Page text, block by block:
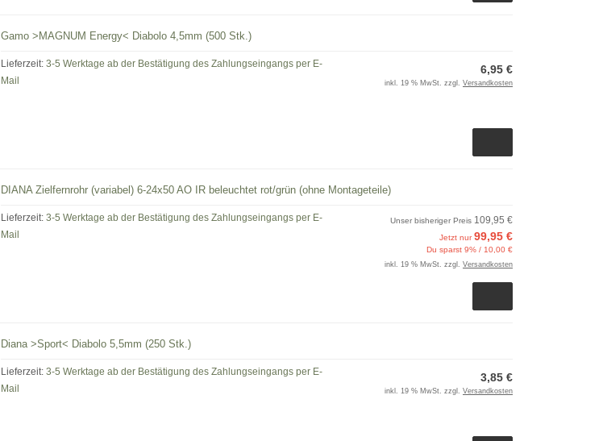
Gamo >MAGNUM Energy< Diabolo 4,5mm (500 Stk.)
Lieferzeit:3-5 Werktage ab der Bestätigung des Zahlungseingangs per E-
Mail
6,95 €
inkl. 19 % MwSt. zzgl. Versandkosten
DIANA Zielfernrohr (variabel) 6-24x50 AO IR beleuchtet rot/grün (ohne Montageteile)
Lieferzeit:3-5 Werktage ab der Bestätigung des Zahlungseingangs per E-
Mail
Unser bisheriger Preis 109,95 €
Jetzt nur99,95 €
Du sparst 9% / 10,00 €
inkl. 19 % MwSt. zzgl. Versandkosten
Diana >Sport< Diabolo 5,5mm (250 Stk.)
Lieferzeit:3-5 Werktage ab der Bestätigung des Zahlungseingangs per E-
Mail
3,85 €
inkl. 19 % MwSt. zzgl. Versandkosten